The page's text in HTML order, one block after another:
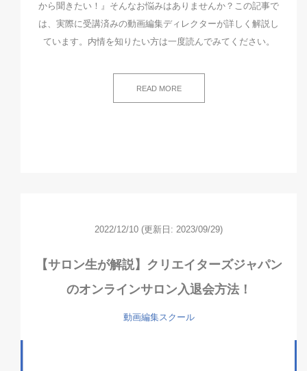
から聞きたい！』そんなお悩みはありませんか？この記事で
は、実際に受講済みの動画編集ディレクターが詳しく解説し
ています。内情を知りたい方は一度読んでみてください。
READ MORE
2022/12/10 (更新日: 2023/09/29)
【サロン生が解説】クリエイターズジャパン
のオンラインサロン入退会方法！
動画編集スクール